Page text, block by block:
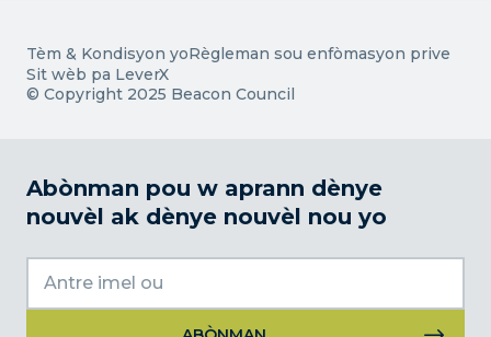
Bati pou Pi devan
Karyè
Fondasyon
Fòmasyon avni nou an
Kontakte
© Copyright 2025 Beacon Council
Tèm & Kondisyon yoRègleman sou enfòmasyon prive
Sit wèb pa LeverX
Abònman pou w aprann dènye
nouvèl ak dènye nouvèl nou yo